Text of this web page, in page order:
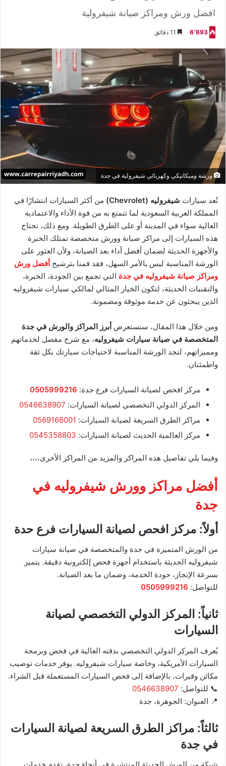
افضل ورش ومراكز صيانة شيفرولية
6٬693
ورشة وميكانيكي وكهربائي شيفرولية في جدة
تُعد سيارات شيفروليه (Chevrolet)
من أكثر السيارات انتشارًا في
المملكة العربية السعودية لما تتمتع به من قوة الأداء والاعتمادية
العالية سواء في المدينة أو على الطرق الطويلة. ومع ذلك، تحتاج
هذه السيارات إلى مراكز صيانة وورش متخصصة تمتلك الخبرة
والأجهزة الحديثة لضمان أفضل أداء بعد الصيانة، ولأن العثور على
الورشة المناسبة ليس بالأمر السهل، فقد قمنا بترشيح أفضل ورش
ومراكز صيانة شيفروليه في جدة التي تجمع بين الجودة، الخبرة،
والتقنيات الحديثة، لتكون الخيار المثالي لمالكي سيارات شيفروليه
الذين يبحثون عن خدمة موثوقة ومضمونة.
ومن خلال هذا المقال، سنستعرض أبرز المراكز والورش في جدة
المتخصصة في صيانة سيارات شيفروليه، مع شرح مفصل لخدماتهم
ومميزاتهم، لتجد الورشة المناسبة لاحتياجات سيارتك بكل ثقة
واطمئنان.
مركز افحص لصيانة السيارات فرع جدة: 0505999216
المركز الدولي التخصصي لصيانة السيارات: 0546638907
مراكز الطرق السريعة لصيانة السيارات: 0569166001
مركز العالمية الحديث لصيانة السيارات: 0545358803
وفيما يلي تفاصيل هذه المراكز والمزيد من المراكز الأخرى،،،،
أفضل مراكز وورش شيفروليه في
جدة
أولاً: مركز افحص لصيانة السيارات فرع حدة
من الورش المتميزة في جدة والمتخصصة في صيانة سيارات
شيفروليه الحديثة باستخدام أجهزة فحص إلكترونية دقيقة. يتميز
بسرعة الإنجاز، جودة الخدمة، وضمان ما بعد الصيانة.
للتواصل: 0505999216
ثانياً: المركز الدولي التخصصي لصيانة
السيارات
يُعرف المركز الدولي التخصصي بدقته العالية في فحص وبرمجة
السيارات الأمريكية، وخاصة سيارات شيفروليه. يوفر خدمات توضيب
مكائن وقيرات، بالإضافة إلى فحص السيارات المستعملة قبل الشراء.
📞 للتواصل: 0546638907
📍 العنوان: الجوهرة، جدة
ثالثاً: مراكز الطرق السريعة لصيانة السيارات
في جدة